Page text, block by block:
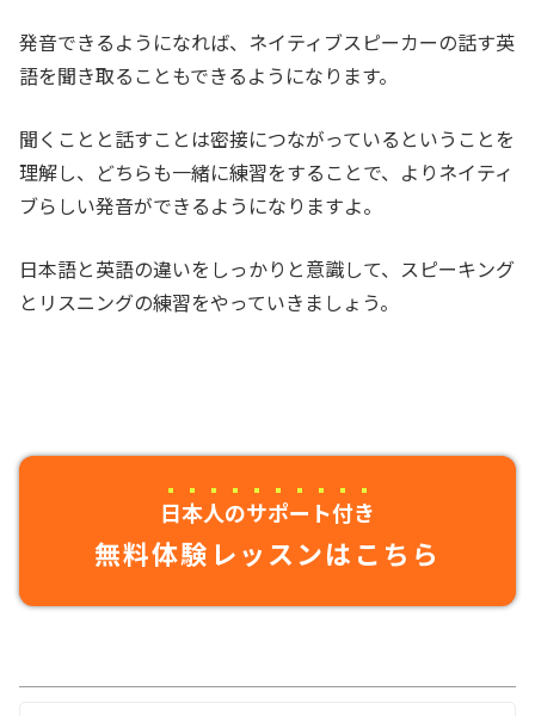
発音できるようになれば、ネイティブスピーカーの話す英
語を聞き取ることもできるようになります。
聞くことと話すことは密接につながっているということを
理解し、どちらも一緒に練習をすることで、よりネイティ
ブらしい発音ができるようになりますよ。
日本語と英語の違いをしっかりと意識して、スピーキング
とリスニングの練習をやっていきましょう。
日本人のサポート付き
無料体験レッスンはこちら